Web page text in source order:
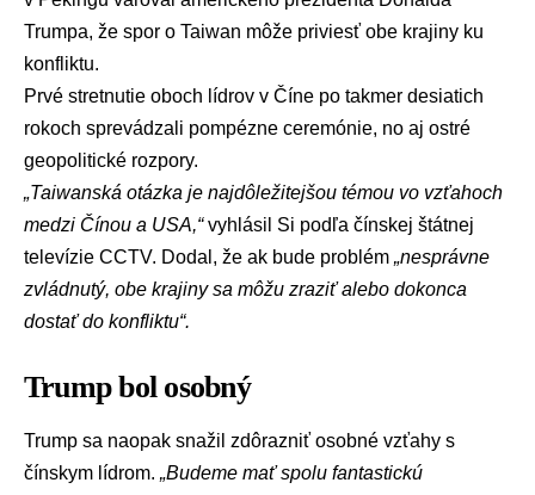
Trumpa, že spor o Taiwan môže priviesť obe krajiny ku
konfliktu.
Prvé stretnutie oboch lídrov v Číne po takmer desiatich
rokoch sprevádzali pompézne ceremónie, no aj ostré
geopolitické rozpory.
„Taiwanská otázka je najdôležitejšou témou vo vzťahoch
medzi Čínou a USA,“vyhlásil Si podľa čínskej štátnej
televízie CCTV. Dodal, že ak bude problém „nesprávne
zvládnutý, obe krajiny sa môžu zraziť alebo dokonca
dostať do konfliktu“.
Trump bol osobný
Trump sa naopak snažil zdôrazniť osobné vzťahy s
čínskym lídrom. „Budeme mať spolu fantastickú